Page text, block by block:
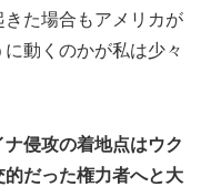
た場合もアメリカが
動くのかが私は少々
侵攻の着地点はウク
だった権力者へと大